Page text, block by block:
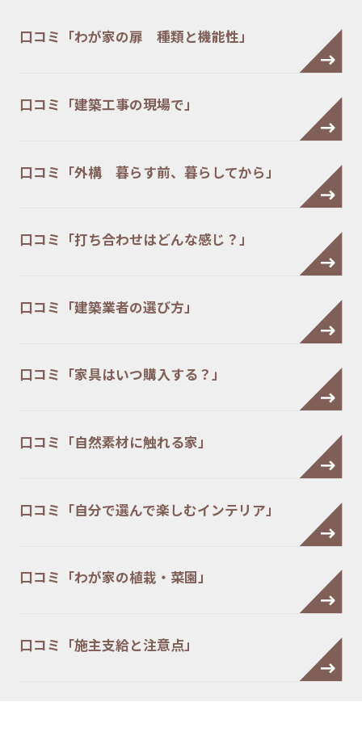
口コミ「わが家の扉 種類と機能性」
口コミ「建築工事の現場で」
口コミ「外構 暮らす前、暮らしてから」
口コミ「打ち合わせはどんな感じ？」
口コミ「建築業者の選び方」
口コミ「家具はいつ購入する？」
口コミ「自然素材に触れる家」
口コミ「自分で選んで楽しむインテリア」
口コミ「わが家の植栽・菜園」
口コミ「施主支給と注意点」